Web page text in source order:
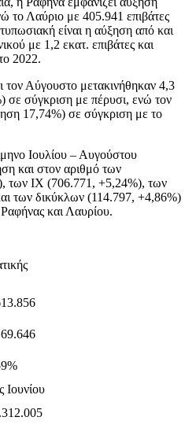
το Λαύριο με 405.941 επιβάτες
είναι η αύξηση από και
με 1,2 εκατ. επιβάτες και
2022.
τον Αύγουστο μετακινήθηκαν 4,3
σε σύγκριση με πέρυσι, ενώ τον
17,74%) σε σύγκριση με το
Ιουλίου – Αυγούστου
και στον αριθμό των
των ΙΧ (706.771, +5,24%), των
των δικύκλων (114.797, +4,86%)
Ραφήνας και Λαυρίου.
Ιουνίου